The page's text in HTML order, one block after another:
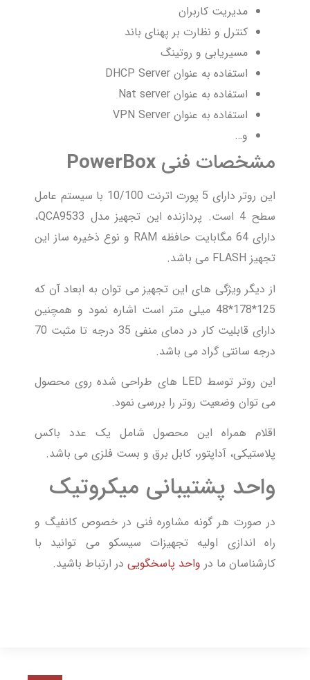
مدیریت کاربران
کنترل و نظارت بر پهنای باند
مسیریابی و روتینگ
استفاده به عنوان DHCP Server
استفاده به عنوان Nat server
استفاده به عنوان VPN Server
و…
مشخصات فنی PowerBox
این روتر دارای 5 پورت اترنت 10/100 با سیستم عامل
سطح 4 است. پردازنده این تجهیز مدل QCA9533،
دارای 64 مگابایت حافظه RAM و نوع ذخیره ساز این
تجهیز FLASH می باشد.
از دیگر ویژگی های این تجهیز می توان به ابعاد آن که
125*178*48 میلی متر است اشاره نمود و همچنین
دارای قابلیت کار در دمای منفی 35 درجه تا مثبت 70
درجه سانتی گراد می باشد.
این روتر توسط LED های طراحی شده روی محصول
می توان وضعیت روتر را بررسی نمود.
اقلام همراه این محصول شامل یک عدد باکس
پلاستیکی، آداپتور، کابل برق و بست فلزی می باشد.
واحد پشتیبانی میکروتیک
در صورت هر گونه مشاوره فنی در خصوص کانفیگ و
راه اندازی اولیه تجهیزات سیسکو می توانید با
کارشناسان ما در واحد پاسخگویی در ارتباط باشید.